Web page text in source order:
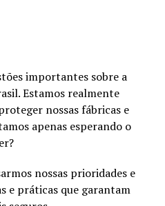
importantes sobre a
Estamos realmente
nossas fábricas e
apenas esperando o
nossas prioridades e
e práticas que garantam